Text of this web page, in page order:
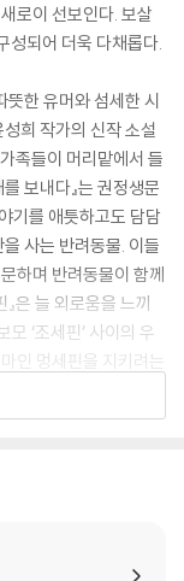
로이 선보인다. 보살
성되어 더욱 다채롭다.
뜻한 유머와 섬세한 시
희 작가의 신작 소설
족들이 머리맡에서 들
보내다』는 권정생문
기를 애틋하고도 담담
사는 반려동물. 이들
하며 반려동물이 함께
은 늘 외로움을 느끼
모 ‘조세핀’ 사이의 우
인 멍세핀을 지키려는
차별적 시선을 그리
편’은 가족과 친구, 나